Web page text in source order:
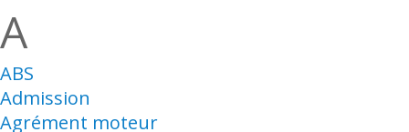
A
ABS
Admission
Agrément moteur